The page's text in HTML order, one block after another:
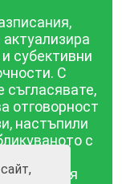
субективни
С
съгласявате,
отговорност
настъпили
с